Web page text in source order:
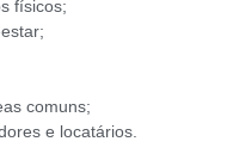
físicos;
comuns;
e locatários.